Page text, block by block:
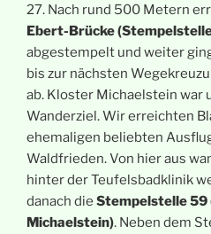
27. Nach rund 500 Metern
Ebert-Brücke
abgestempelt und weiter
bis zur nächsten
ab. Kloster Michaelstein war
Wanderziel. Wir erreichten
ehemaligen beliebten
Waldfrieden. Von hier aus
hinter der Teufelsbadklinik
danach die Stempelstelle
Michaelstein). Neben dem